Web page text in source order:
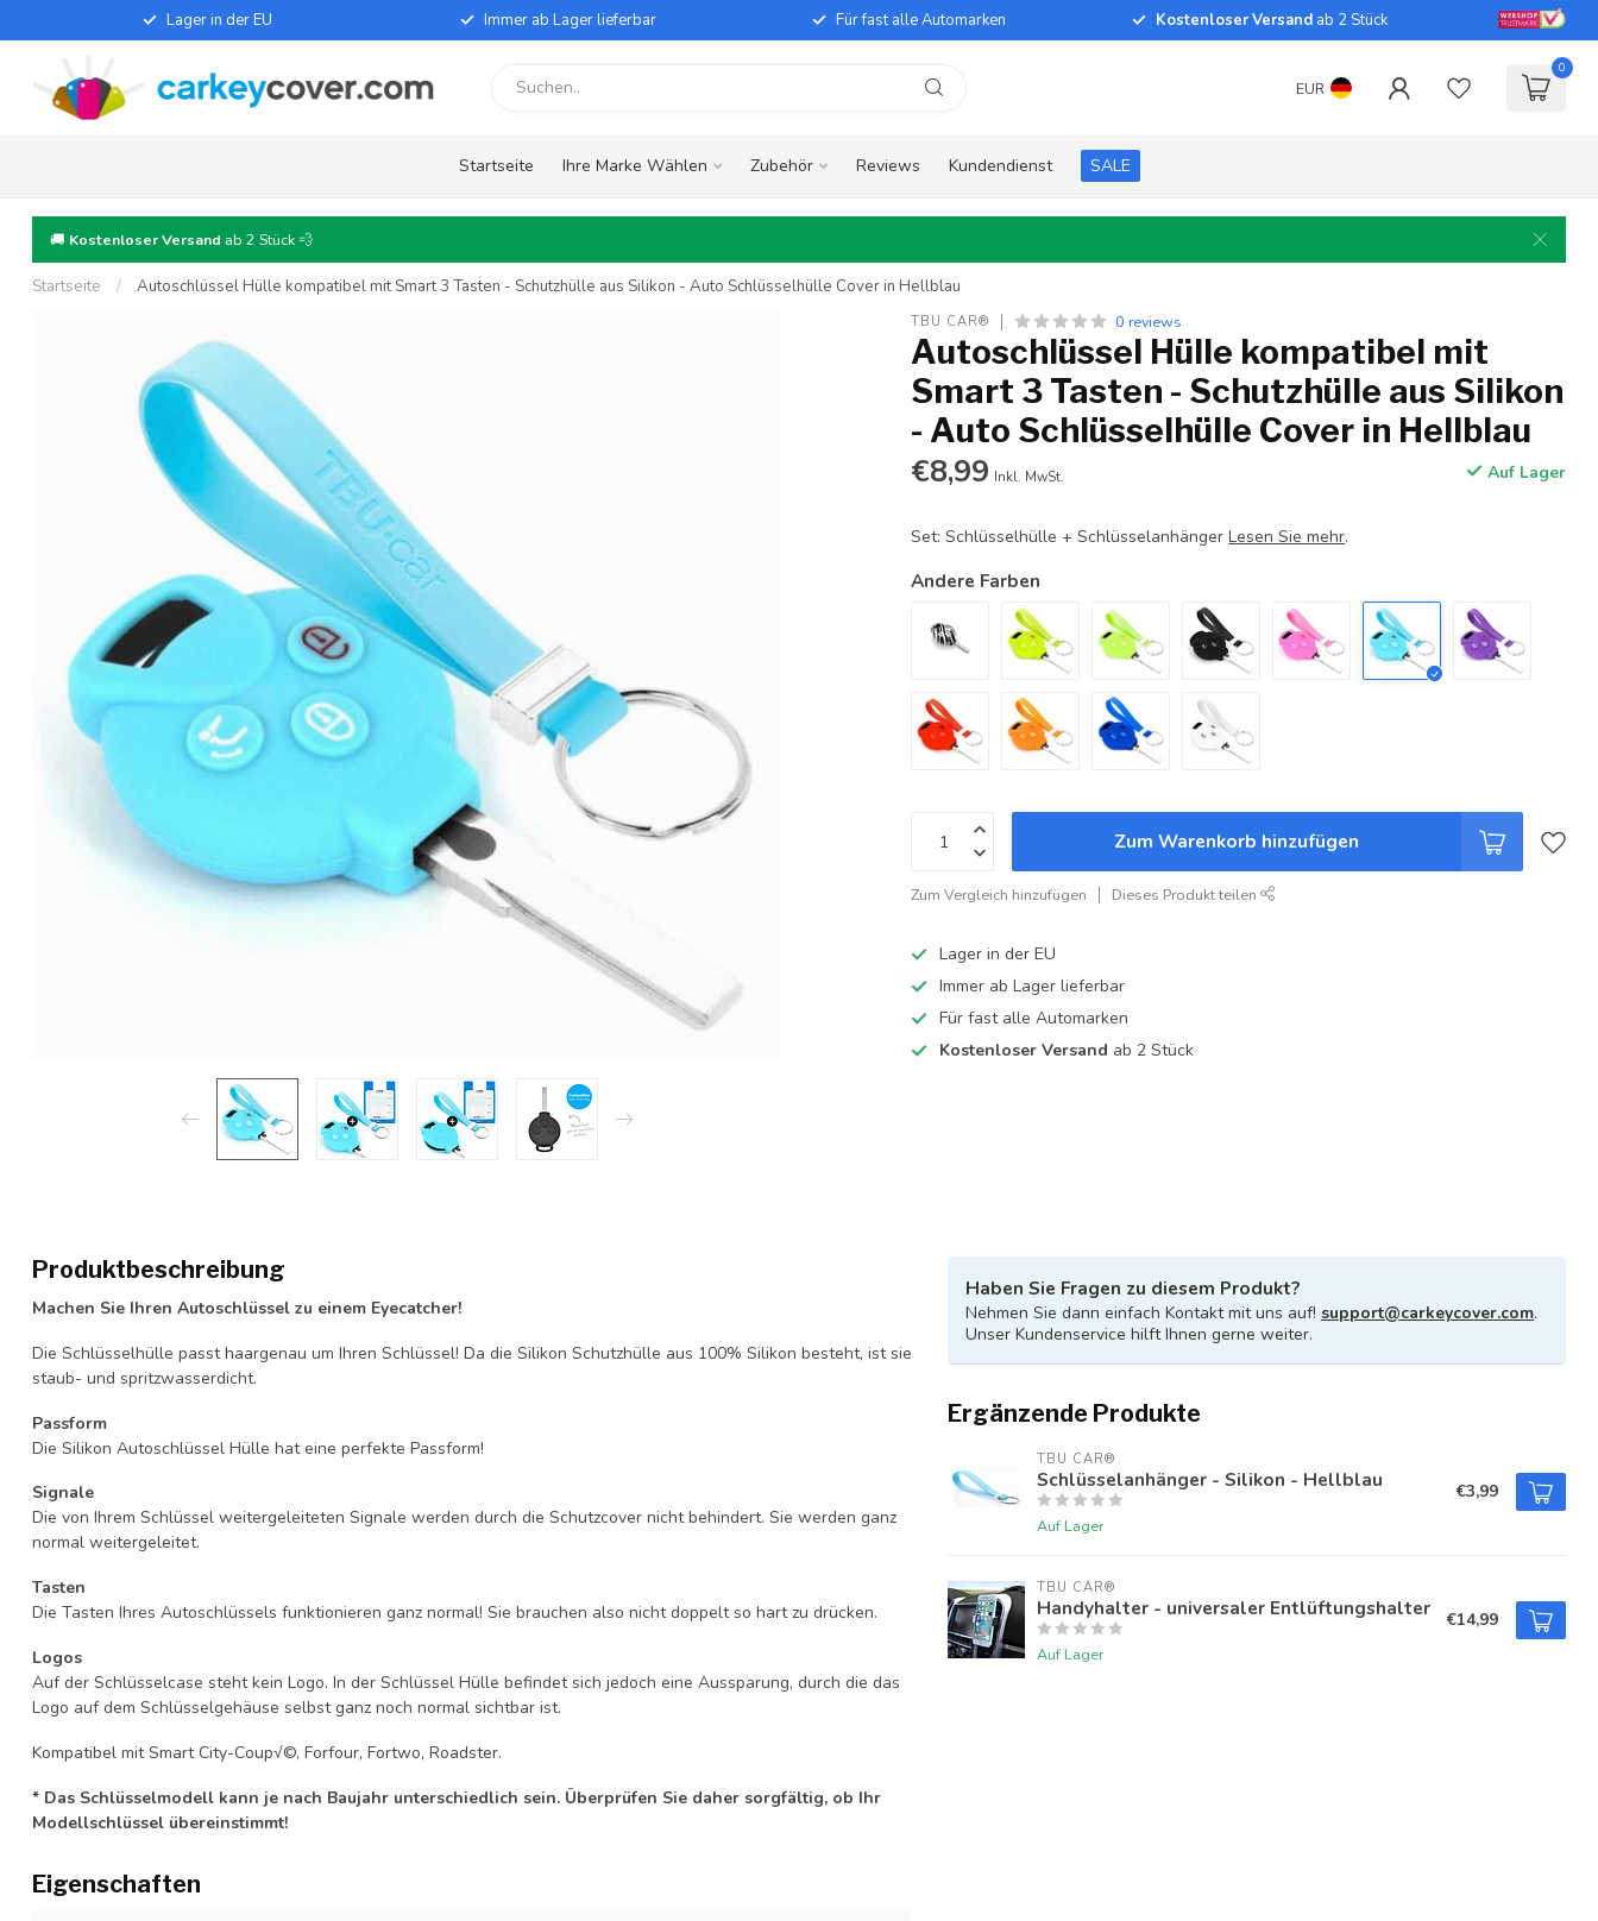
Lager in der EU Immer ab Lager lieferbar Für fast alle Automarken Kostenloser Versand ab 2 Stück
EUR
0
Startseite Ihre Marke Wählen Zubehör Reviews Kundendienst SALE
🚚 Kostenloser Versand ab 2 Stück 💨
Startseite / Autoschlüssel Hülle kompatibel mit Smart 3 Tasten - Schutzhülle aus Silikon - Auto Schlüsselhülle Cover in Hellblau
TBU CAR® 0 reviews
Autoschlüssel Hülle kompatibel mit
Smart 3 Tasten - Schutzhülle aus Silikon
- Auto Schlüsselhülle Cover in Hellblau
€8,99 Inkl. MwSt. Auf Lager
Set: Schlüsselhülle + SchlüsselanhängerLesen Sie mehr.
Andere Farben
Zum Warenkorb hinzufügen
Zum Vergleich hinzufügen Dieses Produkt teilen
Lager in der EU
Immer ab Lager lieferbar
Für fast alle Automarken
Kostenloser Versand ab 2 Stück
Produktbeschreibung
Machen Sie Ihren Autoschlüssel zu einem Eyecatcher!
Die Schlüsselhülle passt haargenau um Ihren Schlüssel! Da die Silikon Schutzhülle aus 100% Silikon besteht, ist sie
staub- und spritzwasserdicht.
Passform
Die Silikon Autoschlüssel Hülle hat eine perfekte Passform!
Signale
Die von Ihrem Schlüssel weitergeleiteten Signale werden durch die Schutzcover nicht behindert. Sie werden ganz
normal weitergeleitet.
Tasten
Die Tasten Ihres Autoschlüssels funktionieren ganz normal! Sie brauchen also nicht doppelt so hart zu drücken.
Logos
Auf der Schlüsselcase steht kein Logo. In der Schlüssel Hülle befindet sich jedoch eine Aussparung, durch die das
Logo auf dem Schlüsselgehäuse selbst ganz noch normal sichtbar ist.
Kompatibel mit Smart City-Coup√©, Forfour, Fortwo, Roadster.
* Das Schlüsselmodell kann je nach Baujahr unterschiedlich sein. Überprüfen Sie daher sorgfältig, ob Ihr
Modellschlüssel übereinstimmt!
Eigenschaften
Haben Sie Fragen zu diesem Produkt?
Nehmen Sie dann einfach Kontakt mit uns auf! support@carkeycover.com.
Unser Kundenservice hilft Ihnen gerne weiter.
Ergänzende Produkte
TBU CAR®
Schlüsselanhänger - Silikon - Hellblau
Auf Lager
€3,99
TBU CAR®
Handyhalter - universaler Entlüftungshalter
Auf Lager
€14,99